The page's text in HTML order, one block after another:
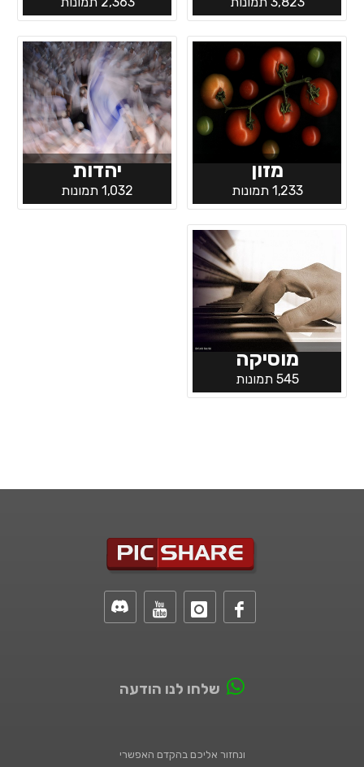
מזון
1,233 תמונות
יהדות
1,032 תמונות
מוסיקה
545 תמונות
שלחו לנו הודעה
ונחזור אליכם בהקדם האפשרי